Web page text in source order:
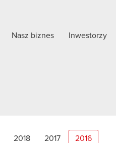
Nasz biznes Inwestorzy
2018 2017 2016